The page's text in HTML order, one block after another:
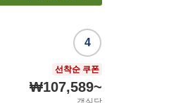
4
선착순 쿠폰
₩107,589~